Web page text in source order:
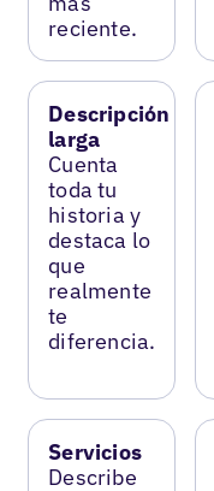
reciente.
Descripción
larga
Cuenta
toda tu
historia y
destaca lo
que
realmente
te
diferencia.
Servicios
Describe